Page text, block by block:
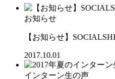
お知らせ
【お知らせ】
2017.10.01
インターン生の声